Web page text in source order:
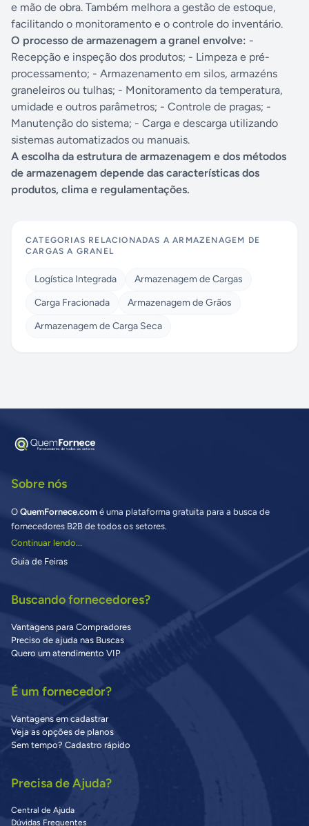
e mão de obra. Também melhora a gestão de estoque,
facilitando o monitoramento e o controle do inventário.
O processo de armazenagem a granel envolve: -
Recepção e inspeção dos produtos; - Limpeza e pré-
processamento; - Armazenamento em silos, armazéns
graneleiros ou tulhas; - Monitoramento da temperatura,
umidade e outros parâmetros; - Controle de pragas; -
Manutenção do sistema; - Carga e descarga utilizando
sistemas automatizados ou manuais.
A escolha da estrutura de armazenagem e dos métodos
de armazenagem depende das características dos
produtos, clima e regulamentações.
CATEGORIAS RELACIONADAS AARMAZENAGEM DE
CARGAS A GRANEL
Logística Integrada
Armazenagem de Cargas
Carga Fracionada
Armazenagem de Grãos
Armazenagem de Carga Seca
Sobre nós
O QuemFornece.com é uma plataforma gratuita para a busca de
fornecedores B2B de todos os setores.
Continuar lendo...
Guia de Feiras
Buscando fornecedores?
Vantagens para Compradores
Preciso de ajuda nas Buscas
Quero um atendimento VIP
É um fornecedor?
Vantagens em cadastrar
Veja as opções de planos
Sem tempo? Cadastro rápido
Precisa de Ajuda?
Central de Ajuda
Dúvidas Frequentes